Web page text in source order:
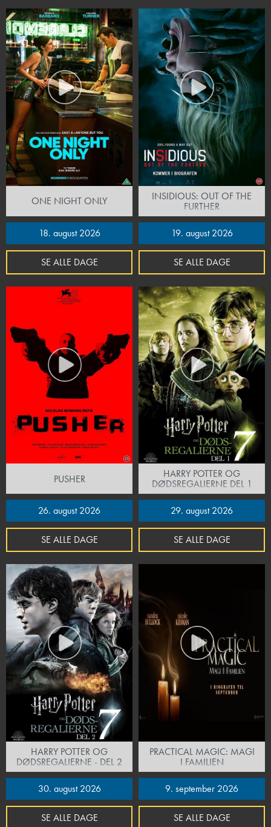
ONE NIGHT ONLY
18. august 2026
SE ALLE DAGE
INSIDIOUS: OUT OF THE
FURTHER
19. august 2026
SE ALLE DAGE
PUSHER
26. august 2026
SE ALLE DAGE
HARRY POTTER OG
DØDSREGALIERNE DEL 1
29. august 2026
SE ALLE DAGE
HARRY POTTER OG
DØDSREGALIERNE - DEL 2
30. august 2026
SE ALLE DAGE
PRACTICAL MAGIC: MAGI
I FAMILIEN
9. september 2026
SE ALLE DAGE